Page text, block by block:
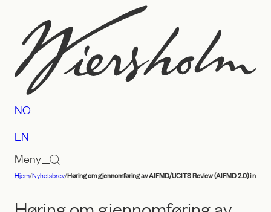
innhold
Advokatfirmaet
Wiersholm
NO
EN
Meny
Hjem/Nyhetsbrev/Høring om gjennomføring av AIFMD/UCITS Review (AIFMD 2.0) i